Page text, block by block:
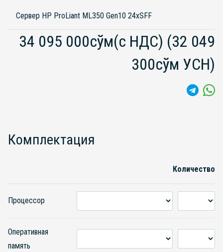
Сервер HP ProLiant ML350 Gen10 24xSFF
34 095 000сўм(с НДС) (32 049
300сўм УСН)
Комплектация
Количество
Процессор
Оперативная
память